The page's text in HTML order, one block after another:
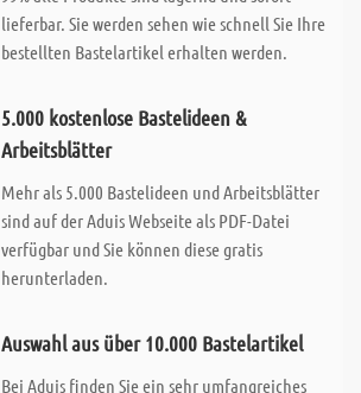
lieferbar. Sie werden sehen wie schnell Sie Ihre
bestellten Bastelartikel erhalten werden.
5.000 kostenlose Bastelideen &
Arbeitsblätter
Mehr als 5.000 Bastelideen und Arbeitsblätter
sind auf der Aduis Webseite als PDF-Datei
verfügbar und Sie können diese gratis
herunterladen.
Auswahl aus über 10.000 Bastelartikel
Bei Aduis finden Sie ein sehr umfangreiches